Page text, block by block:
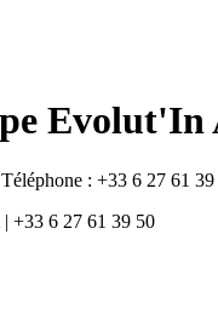
Evolut'In
: +33 6 27 61 39
+33 6 27 61 39 50